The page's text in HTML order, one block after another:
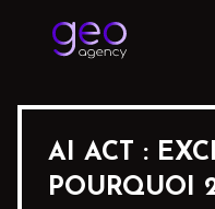
AI ACT :
POURQUOI